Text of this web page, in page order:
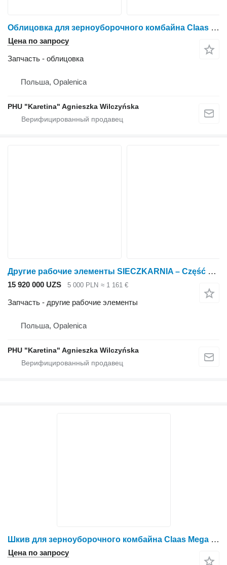
Облицовка для зерноуборочного комбайна Claas Mega Dominator 86
Цена по запросу
Запчасть - облицовка
Польша, Opalenica
PHU "Karetina" Agnieszka Wilczyńska
Другие рабочие элементы SIECZKARNIA – Część для зерноуборочного комбайна Claas Mega Dominator 86
15 920 000 UZS 5 000 PLN ≈ 1 161 €
Запчасть - другие рабочие элементы
Польша, Opalenica
PHU "Karetina" Agnieszka Wilczyńska
Шкив для зерноуборочного комбайна Claas Mega Dominator 86 | 98 | 118
Цена по запросу